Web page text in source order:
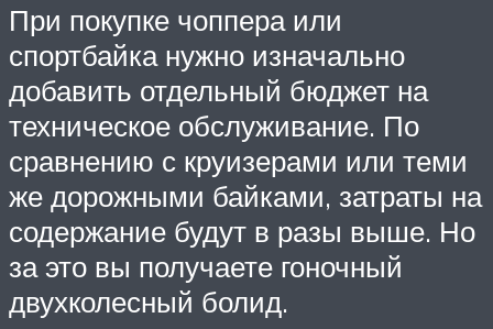
При покупке чоппера или
спортбайка нужно изначально
добавить отдельный бюджет на
техническое обслуживание. По
сравнению с круизерами или теми
же дорожными байками, затраты на
содержание будут в разы выше. Но
за это вы получаете гоночный
двухколесный болид.